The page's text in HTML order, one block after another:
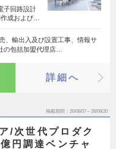
子回路設計
成および…
、輸出入及び設置工事、情報サ
の包括加盟代理店…
詳細へ
掲載期間 26/08/07～26/08/20
/次世代プロダク
円調達ベンチャ